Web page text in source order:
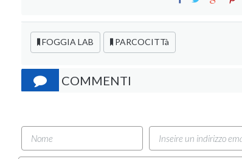
FOGGIA LAB PARCOCITTà
COMMENTI